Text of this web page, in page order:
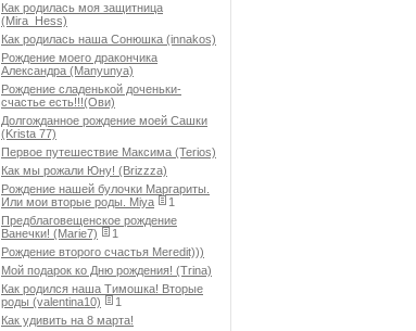
Как родилась моя защитница
(Mira_Hess)
Как родилась наша Сонюшка (innakos)
Рождение моего дракончика
Александра (Manyunya)
Рождение сладенькой доченьки-
счастье есть!!!(Ови)
Долгожданное рождение моей Сашки
(Krista 77)
Первое путешествие Максима (Terios)
Как мы рожали Юну! (Brizzza)
Рождение нашей булочки Маргариты.
Или мои вторые роды. Miya
1
Предблаговещенское рождение
Ванечки! (Marie7)
1
Рождение второго счастья Meredit)))
Мой подарок ко Дню рождения! (Trina)
Как родился наша Тимошка! Вторые
роды (valentina10)
1
Как удивить на 8 марта!